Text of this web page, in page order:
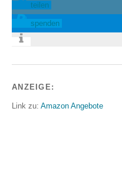
teilen
spenden
ANZEIGE:
Link zu: Amazon Angebote